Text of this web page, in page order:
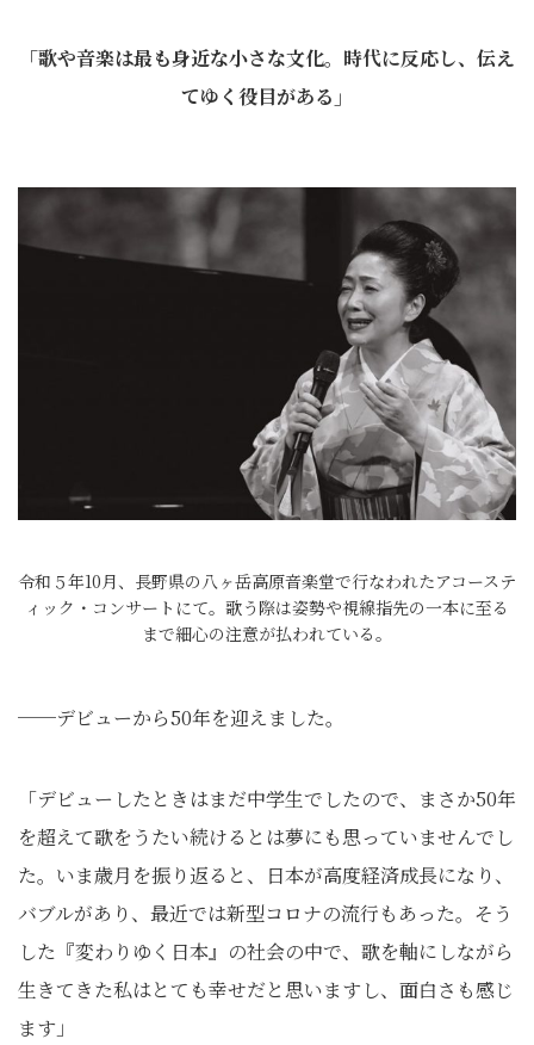
「歌や音楽は最も身近な小さな文化。時代に反応し、伝え
てゆく役目がある」
令和５年10月、長野県の八ヶ岳高原音楽堂で行なわれたアコーステ
ィック・コンサートにて。歌う際は姿勢や視線指先の一本に至る
まで細心の注意が払われている。
──デビューから50年を迎えました。
「デビューしたときはまだ中学生でしたので、まさか50年
を超えて歌をうたい続けるとは夢にも思っていませんでし
た。いま歳月を振り返ると、日本が高度経済成長になり、
バブルがあり、最近では新型コロナの流行もあった。そう
した『変わりゆく日本』の社会の中で、歌を軸にしながら
生きてきた私はとても幸せだと思いますし、面白さも感じ
ます」